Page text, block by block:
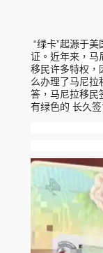
“绿卡”起源于
证。近年来，马
移民许多特权，
么办理了马尼拉
答，马尼拉移民
有绿色的 长久